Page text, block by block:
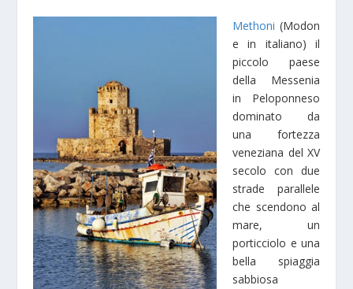
Methoni (Modon
e in italiano) il
piccolo paese
della Messenia
in Peloponneso
dominato da
una fortezza
veneziana del XV
secolo con due
strade parallele
che scendono al
mare, un
porticciolo e una
bella spiaggia
sabbiosa